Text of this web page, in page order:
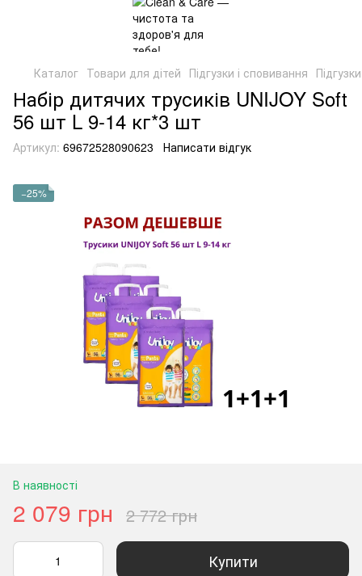
Каталог Товари для дітей Підгузки і сповивання Підгузки
Набір дитячих трусиків UNIJOY Soft
56 шт L 9-14 кг*3 шт
Артикул: 69672528090623 Написати відгук
−25%
В наявності
2 079 грн 2 772 грн
Купити